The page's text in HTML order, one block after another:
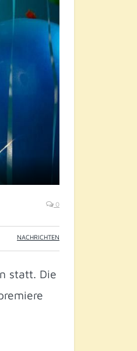
0
NACHRICHTEN
statt. Die